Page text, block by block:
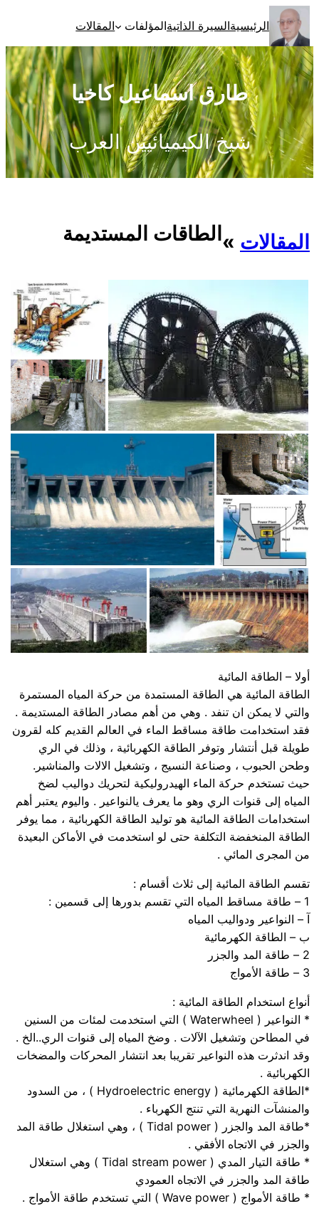
تخطى
إلى
المحتوى
الرئيسيةالسيرة الذاتيةالمؤلفات المقالات
طارق اسماعيل كاخيا
شيخ الكيميائيين العرب
المقالات »الطاقات المستديمة
أولا – الطاقة المائية
الطاقة المائية هي الطاقة المستمدة من حركة المياه المستمرة
والتي لا يمكن ان تنفد . وهي من أهم مصادر الطاقة المستديمة .
فقد استخدامت طاقة مساقط الماء في العالم القديم كله لقرون
طويلة قبل أنتشار وتوفر الطاقة الكهربائية ، وذلك في الري
وطحن الحبوب ، وصناعة النسيج ، وتشغيل الالات والمناشير.
حيث تستخدم حركة الماء الهيدروليكية لتحريك دواليب لضخ
المياه إلى قنوات الري وهو ما يعرف يالنواعير . واليوم يعتبر أهم
استخدامات الطاقة المائية هو توليد الطاقة الكهربائية ، مما يوفر
الطاقة المنخفضة التكلفة حتى لو استخدمت في الأماكن البعيدة
من المجرى المائي .
تقسم الطاقة المائية إلى ثلاث أقسام :
1 – طاقة مساقط المياه التي تقسم بدورها إلى قسمين :
آ – النواعير ودواليب المياه
ب – الطاقة الكهرمائية
2 – طاقة المد والجزر
3 – طاقة الأمواج
أنواع استخدام الطاقة المائية :
* النواعير ( Waterwheel ‏) التي استخدمت لمئات من السنين
في المطاحن وتشغيل الآلات . وضخ المياه إلى قنوات الري..الخ .
وقد اندثرت هذه النواعير تقريبا بعد انتشار المحركات والمضخات
الكهربائية .
*الطاقة الكهرمائية ( Hydroelectric energy‏ ) ، من السدود
والمنشآت النهرية التي تنتج الكهرباء .
*طاقة المد والجزر ( Tidal power ‏) ، وهي استغلال طاقة المد
والجزر في الاتجاه الأفقي .
* طاقة التيار المدي ( Tidal stream power‏ ) وهي استغلال
طاقة المد والجزر في الاتجاه العمودي
* طاقة الأمواج ( Wave power‏ ) التي تستخدم طاقة الأمواج .